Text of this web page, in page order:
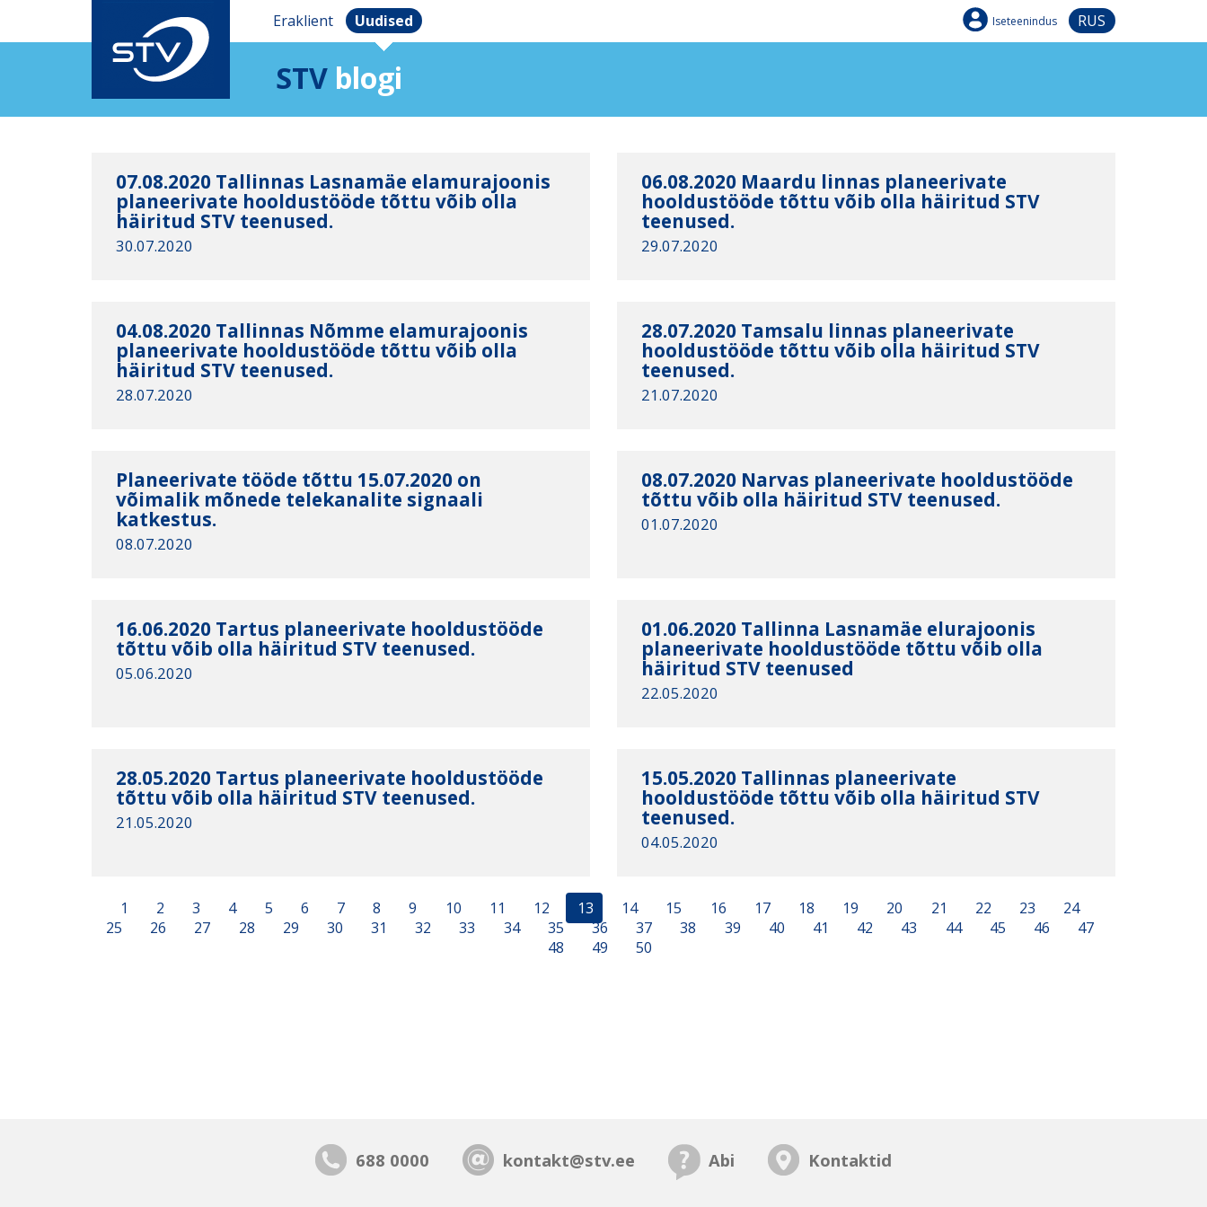
Eraklient Uudised Iseteenindus RUS
STV blogi
07.08.2020 Tallinnas Lasnamäe elamurajoonis
planeerivate hooldustööde tõttu võib olla
häiritud STV teenused.
30.07.2020
06.08.2020 Maardu linnas planeerivate
hooldustööde tõttu võib olla häiritud STV
teenused.
29.07.2020
04.08.2020 Tallinnas Nõmme elamurajoonis
planeerivate hooldustööde tõttu võib olla
häiritud STV teenused.
28.07.2020
28.07.2020 Tamsalu linnas planeerivate
hooldustööde tõttu võib olla häiritud STV
teenused.
21.07.2020
Planeerivate tööde tõttu 15.07.2020 on
võimalik mõnede telekanalite signaali
katkestus.
08.07.2020
08.07.2020 Narvas planeerivate hooldustööde
tõttu võib olla häiritud STV teenused.
01.07.2020
16.06.2020 Tartus planeerivate hooldustööde
tõttu võib olla häiritud STV teenused.
05.06.2020
01.06.2020 Tallinna Lasnamäe elurajoonis
planeerivate hooldustööde tõttu võib olla
häiritud STV teenused
22.05.2020
28.05.2020 Tartus planeerivate hooldustööde
tõttu võib olla häiritud STV teenused.
21.05.2020
15.05.2020 Tallinnas planeerivate
hooldustööde tõttu võib olla häiritud STV
teenused.
04.05.2020
1 2 3 4 5 6 7 8 9 10 11 12 13 14 15 16 17 18 19 20 21 22 23
24
25
26 27 28 29 30 31 32 33 34 35 36 37 38 39 40 41 42 43 44 45 46
47
48
49 50
688 0000 kontakt@stv.ee Abi Kontaktid